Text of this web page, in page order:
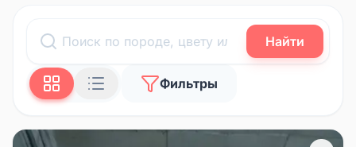
Найти
Фильтры